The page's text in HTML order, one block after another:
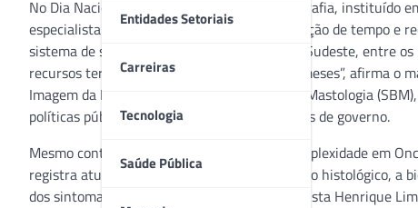
Entidades Setoriais
Carreiras
Tecnologia
Saúde Pública
No Dia Nacional do Mastologista e da Mamografia, instituído
especialista alerta para a urgência na otimização de tempo e
sistema de saúde. “Especialmente na Região Sudeste, entre
recursos terapêuticos, o período chega a 11 meses”, afirma o
Imagem da Mama da Sociedade Brasileira de Mastologia
políticas públicas decorrentes das alternâncias de governo.
Mesmo contando com os Centros de Alta Complexidade em
registra atualmente um gargalo no diagnóstico histológico, a
dos sintomas e a biópsia, segundo o mastologista Henrique